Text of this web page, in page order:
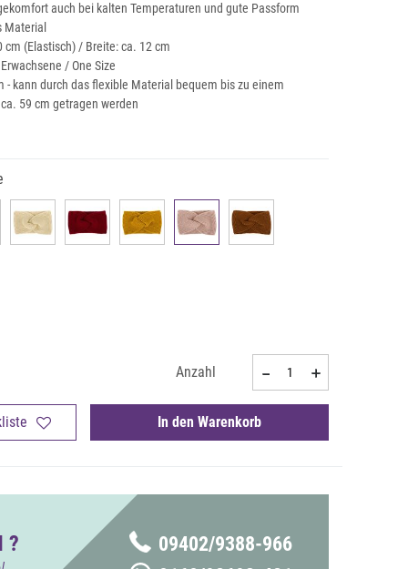
auch bei kalten Temperaturen und gute Passform
Material
cm (Elastisch) / Breite: ca. 12 cm
/ One Size
- kann durch das flexible Material bequem bis zu einem
59 cm getragen werden
Anzahl
In den Warenkorb
?
09402/9388-966